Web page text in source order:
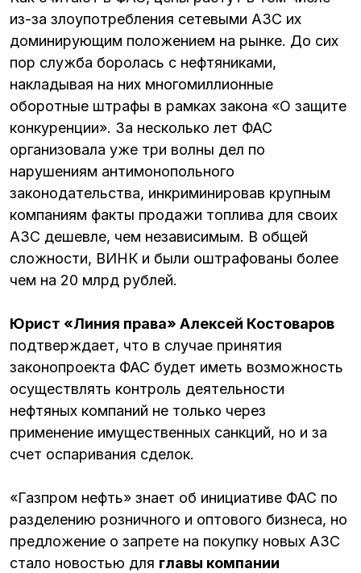
из-за злоупотребления сетевыми АЗС их
доминирующим положением на рынке. До сих
пор служба боролась с нефтяниками,
накладывая на них многомиллионные
оборотные штрафы в рамках закона «О защите
конкуренции». За несколько лет ФАС
организовала уже три волны дел по
нарушениям антимонопольного
законодательства, инкриминировав крупным
компаниям факты продажи топлива для своих
АЗС дешевле, чем независимым. В общей
сложности, ВИНК и были оштрафованы более
чем на 20 млрд рублей.
Юрист «Линия права» Алексей Костоваров
подтверждает, что в случае принятия
законопроекта ФАС будет иметь возможность
осуществлять контроль деятельности
нефтяных компаний не только через
применение имущественных санкций, но и за
счет оспаривания сделок.
«Газпром нефть» знает об инициативе ФАС по
разделению розничного и оптового бизнеса, но
предложение о запрете на покупку новых АЗС
стало новостью для главы компании